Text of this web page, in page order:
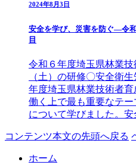
2024年8月3日
安全を学び、災害を防ぐ—令
目
令和６年度埼玉県林業技
（土）の研修〇安全衛
年度埼玉県林業技術者
働く上で最も重要なテー
について学びました。
コンテンツ本文の先頭へ戻る
ホーム